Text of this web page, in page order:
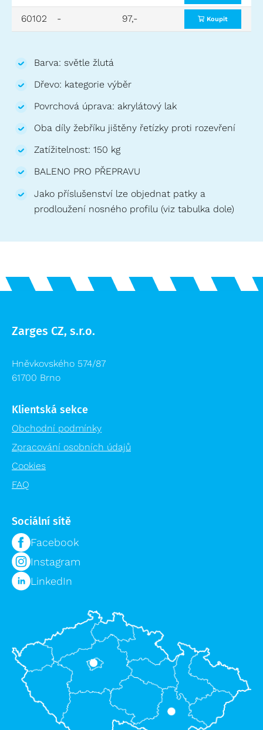
60102 - patka pro 60110-60112
97,- Koupit
Barva: světle žlutá
Dřevo: kategorie výběr
Povrchová úprava: akrylátový lak
Oba díly žebříku jištěny řetízky proti rozevření
Zatížitelnost: 150 kg
BALENO PRO PŘEPRAVU
Jako příslušenství lze objednat patky a
prodloužení nosného profilu (viz tabulka dole)
Zarges CZ, s.r.o.
Hněvkovského 574/87
61700 Brno
Klientská sekce
Obchodní podmínky
Zpracování osobních údajů
Cookies
FAQ
Sociální sítě
Facebook
Instagram
LinkedIn